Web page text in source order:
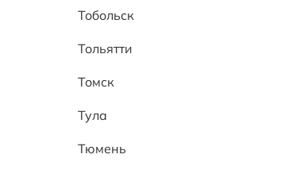
Тобольск
Тольятти
Томск
Тула
Тюмень